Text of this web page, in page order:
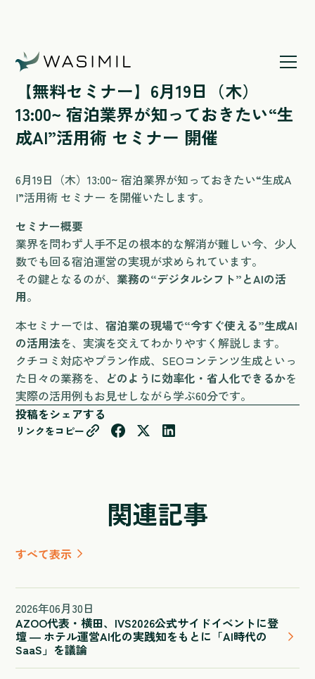
ホームページ/ 【無料セミナー】6月19日（木）13:00~
宿泊業界が知っておきたい“生成AI”活用
術 セミナー 開催
【無料セミナー】6月19日（木）
13:00~ 宿泊業界が知っておきたい“生
成AI”活用術 セミナー 開催
6月19日（木）13:00~ 宿泊業界が知っておきたい“生成A
I”活用術 セミナー を開催いたします。
セミナー概要
業界を問わず人手不足の根本的な解消が難しい今、少人
数でも回る宿泊運営の実現が求められています。
その鍵となるのが、業務の“デジタルシフト”とAIの活
用。
本セミナーでは、宿泊業の現場で“今すぐ使える”生成AI
の活用法を、実演を交えてわかりやすく解説します。
クチコミ対応やプラン作成、SEOコンテンツ生成といっ
た日々の業務を、 どのように効率化・省人化できるかを
実際の活用例もお見せしながら学ぶ60分です。
投稿をシェアする
リンクをコピー
関連記事
すべて表示
2026年06月30日
AZOO代表・横田、IVS2026公式サイドイベントに登
壇 ― ホテル運営AI化の実践知をもとに「AI時代の
SaaS」を議論